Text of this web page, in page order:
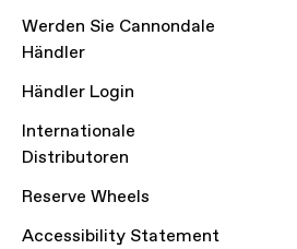
Werden Sie Cannondale
Händler
Händler Login
Internationale
Distributoren
Reserve Wheels
Accessibility Statement